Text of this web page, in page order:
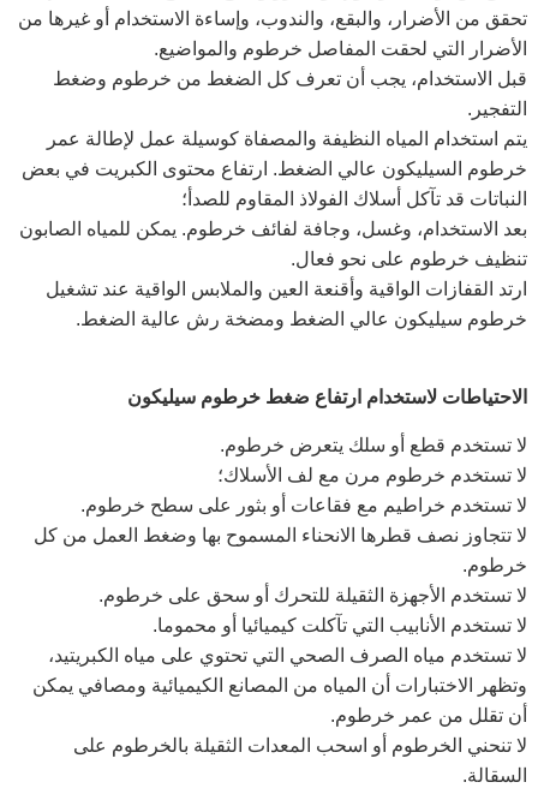
تحقق من الأضرار، والبقع، والندوب، وإساءة الاستخدام أو غيرها من
الأضرار التي لحقت المفاصل خرطوم والمواضيع.
قبل الاستخدام، يجب أن تعرف كل الضغط من خرطوم وضغط
التفجير.
يتم استخدام المياه النظيفة والمصفاة كوسيلة عمل لإطالة عمر
خرطوم السيليكون عالي الضغط. ارتفاع محتوى الكبريت في بعض
النباتات قد تآكل أسلاك الفولاذ المقاوم للصدأ؛
بعد الاستخدام، وغسل، وجافة لفائف خرطوم. يمكن للمياه الصابون
تنظيف خرطوم على نحو فعال.
ارتد القفازات الواقية وأقنعة العين والملابس الواقية عند تشغيل
خرطوم سيليكون عالي الضغط ومضخة رش عالية الضغط.
الاحتياطات لاستخدام ارتفاع ضغط خرطوم سيليكون
لا تستخدم قطع أو سلك يتعرض خرطوم.
لا تستخدم خرطوم مرن مع لف الأسلاك؛
لا تستخدم خراطيم مع فقاعات أو بثور على سطح خرطوم.
لا تتجاوز نصف قطرها الانحناء المسموح بها وضغط العمل من كل
خرطوم.
لا تستخدم الأجهزة الثقيلة للتحرك أو سحق على خرطوم.
لا تستخدم الأنابيب التي تآکلت كيميائيا أو محموما.
لا تستخدم مياه الصرف الصحي التي تحتوي على مياه الكبريتيد،
وتظهر الاختبارات أن المياه من المصانع الكيميائية ومصافي يمكن
أن تقلل من عمر خرطوم.
لا تنحني الخرطوم أو اسحب المعدات الثقيلة بالخرطوم على
السقالة.